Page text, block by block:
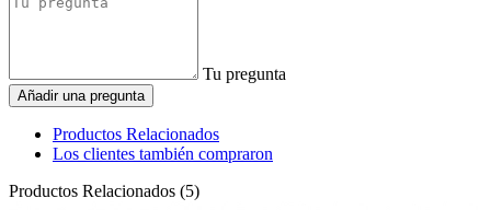
Tu pregunta
Añadir una pregunta
Productos Relacionados
Los clientes también compraron
Productos Relacionados (5)